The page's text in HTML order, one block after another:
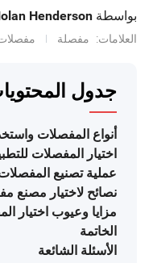
بواسطة Henderson
العلامات: مفصلة
جدول
أنواع المفصلات
اختيار المفصلات
عملية تصنيع
نصائح لاختيار مصنع
مزايا وعيوب اختيار
الخاتمة
الأسئلة الشائعة